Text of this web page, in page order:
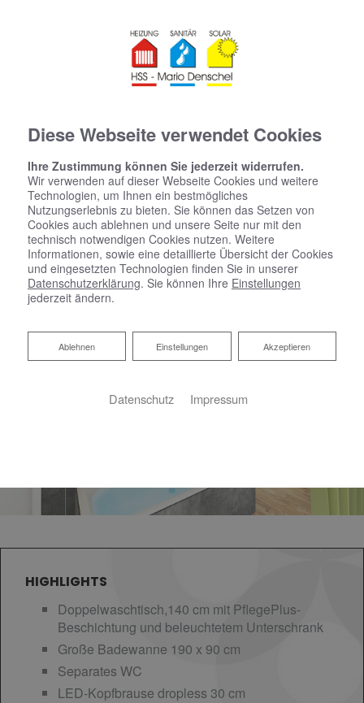
Startseite»Bad»Badinspiration & Musterbäder»Komfort-Bad 15,9
Komfort-Bad 15,9 ㎡
HIGHLIGHTS
Doppelwaschtisch,140 cm mit PflegePlus-
Beschichtung und beleuchtetem Unterschrank
Große Badewanne 190 x 90 cm
Separates WC
LED-Kopfbrause dropless 30 cm
Diese Webseite verwendet Cookies
Ihre Zustimmung können Sie jederzeit widerrufen.
Wir verwenden auf dieser Webseite Cookies und weitere
Technologien, um Ihnen ein bestmögliches
Nutzungserlebnis zu bieten. Sie können das Setzen von
Cookies auch ablehnen und unsere Seite nur mit den
technisch notwendigen Cookies nutzen. Weitere
Informationen, sowie eine detaillierte Übersicht der Cookies
und eingesetzten Technologien finden Sie in unserer
Datenschutzerklärung. Sie können Ihre Einstellungen
jederzeit ändern.
Akzeptieren
Einstellungen
Ablehnen
Ablehnen
Datenschutz Impressum